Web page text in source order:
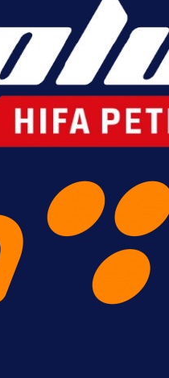
za
i preuzmi